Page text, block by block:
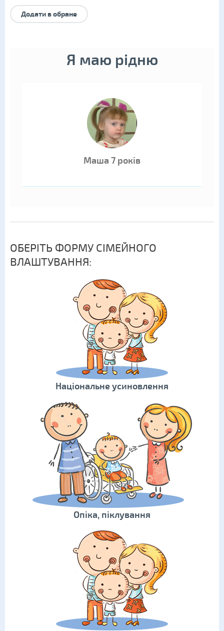
Додати в обране
Я маю рідню
Маша 7 років
ОБЕРІТЬ ФОРМУ СІМЕЙНОГО
ВЛАШТУВАННЯ:
Національне усиновлення
Опіка, піклування